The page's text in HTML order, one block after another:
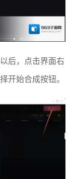
后，点击界面右
开始合成按钮。